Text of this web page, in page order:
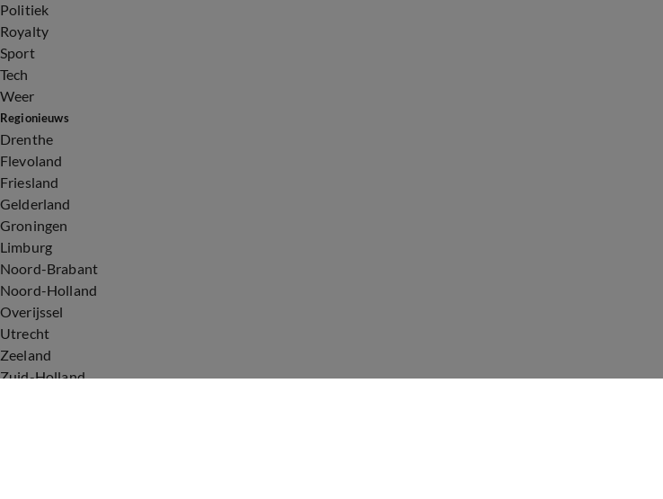
Politiek
Royalty
Sport
Tech
Weer
Regionieuws
Drenthe
Flevoland
Friesland
Gelderland
Groningen
Limburg
Noord-Brabant
Noord-Holland
Overijssel
Utrecht
Zeeland
Zuid-Holland